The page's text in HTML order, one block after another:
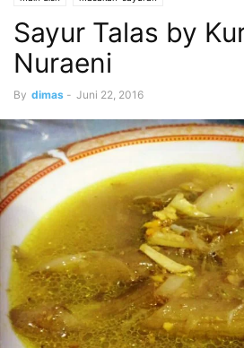
Sayur Talas by
Nuraeni
By dimas - Juni 22, 2016